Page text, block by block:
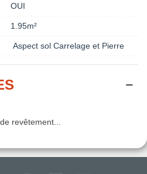
OUI
1.95m²
Aspect sol Carrelage et Pierre
revêtement...